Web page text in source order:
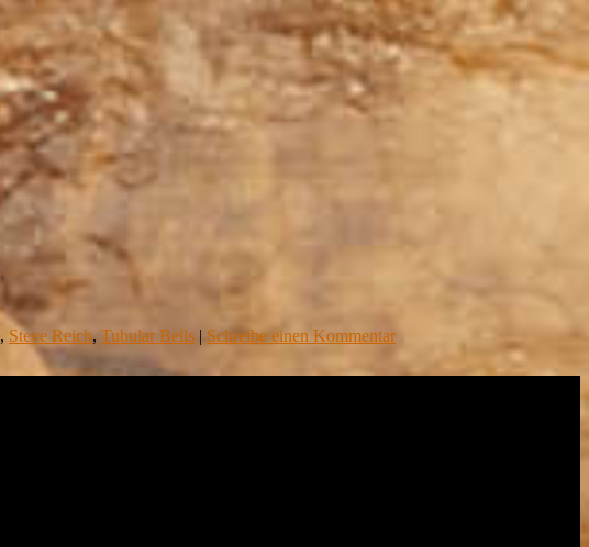
, Steve Reich, Tubular Bells | Schreibe einen Kommentar